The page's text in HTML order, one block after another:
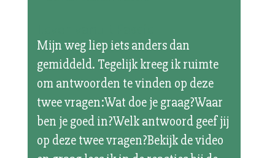
Mijn weg liep iets anders dan
gemiddeld. Tegelijk kreeg ik ruimte
om antwoorden te vinden op deze
twee vragen:Wat doe je graag?Waar
ben je goed in?Welk antwoord geef jij
op deze twee vragen?Bekijk de video